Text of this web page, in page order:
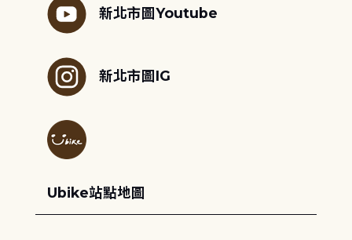
新北市圖Youtube
新北市圖IG
Ubike站點地圖